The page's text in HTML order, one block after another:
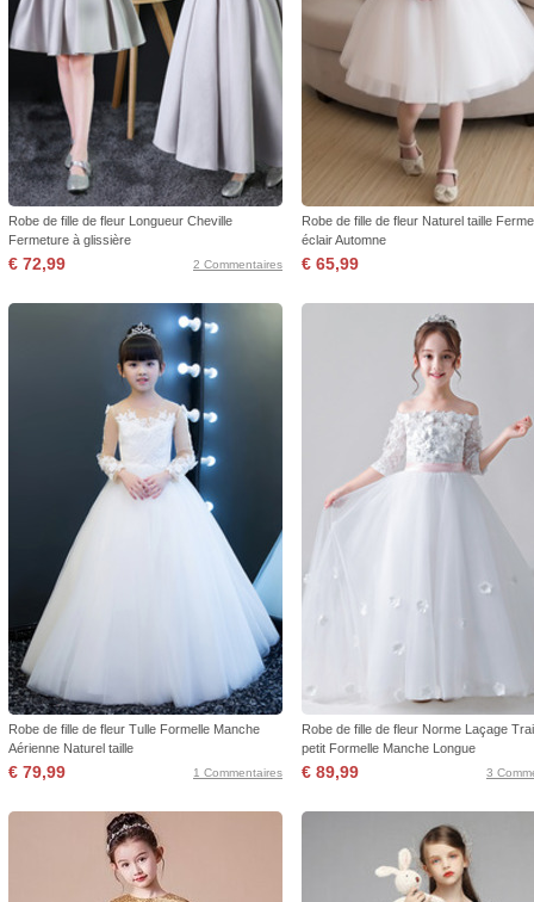
Robe de fille de fleur Longueur Cheville
Fermeture à glissière
€ 72,99 2 Commentaires
Robe de fille de fleur Naturel taille
éclair Automne
€ 65,99
Robe de fille de fleur Tulle Formelle Manche
Aérienne Naturel taille
€ 79,99 1 Commentaires
Robe de fille de fleur Norme Laçage
petit Formelle Manche Longue
€ 89,99 3